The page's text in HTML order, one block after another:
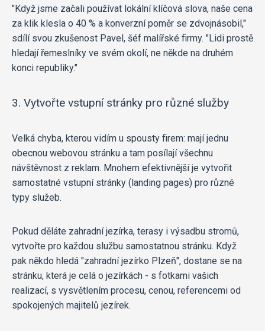
"Když jsme začali používat lokální klíčová slova, naše cena
za klik klesla o 40 % a konverzní poměr se zdvojnásobil,"
sdílí svou zkušenost Pavel, šéf malířské firmy. "Lidi prostě
hledají řemeslníky ve svém okolí, ne někde na druhém
konci republiky."
3. Vytvořte vstupní stránky pro různé služby
Velká chyba, kterou vidím u spousty firem: mají jednu
obecnou webovou stránku a tam posílají všechnu
návštěvnost z reklam. Mnohem efektivnější je vytvořit
samostatné vstupní stránky (landing pages) pro různé
typy služeb.
Pokud děláte zahradní jezírka, terasy i výsadbu stromů,
vytvořte pro každou službu samostatnou stránku. Když
pak někdo hledá "zahradní jezírko Plzeň", dostane se na
stránku, která je celá o jezírkách - s fotkami vašich
realizací, s vysvětlením procesu, cenou, referencemi od
spokojených majitelů jezírek.